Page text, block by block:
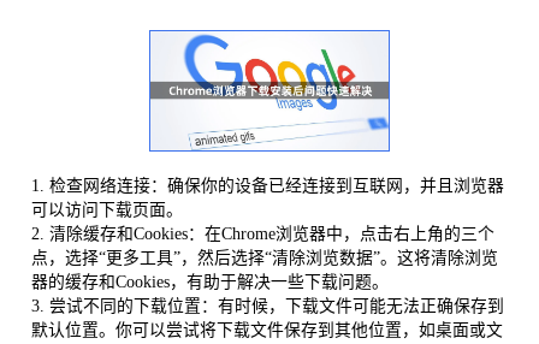
1. 检查网络连接：确保你的设备已经连接到互联网，并且浏览器
可以访问下载页面。
2. 清除缓存和Cookies：在Chrome浏览器中，点击右上角的三个
点，选择“更多工具”，然后选择“清除浏览数据”。这将清除浏览
器的缓存和Cookies，有助于解决一些下载问题。
3. 尝试不同的下载位置：有时候，下载文件可能无法正确保存到
默认位置。你可以尝试将下载文件保存到其他位置，如桌面或文